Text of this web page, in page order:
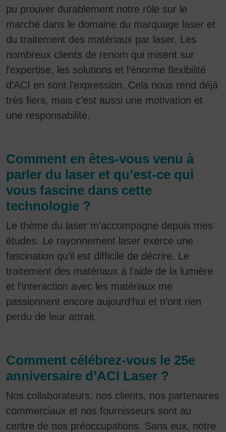
pu prouver durablement notre rôle sur le
marché dans le domaine du marquage laser et
du traitement des matériaux par laser. Les
nombreux clients de renom qui misent sur
l’expertise, les solutions et l’énorme flexibilité
d’ACI en sont l’expression. Cela nous rend déjà
très fiers, mais c’est aussi une motivation et
une responsabilité.
Comment en êtes-vous venu à
parler du laser et qu’est-ce qui
vous fascine dans cette
technologie ?
Le thème du laser m’accompagne depuis mes
études. Le rayonnement laser exerce une
fascination qu’il est difficile de décrire. Le
traitement des matériaux à l’aide de la lumière
et l’interaction avec les matériaux me
passionnent encore aujourd’hui et n’ont rien
perdu de leur attrait.
Comment célébrez-vous le 25e
anniversaire d’ACI Laser ?
Nos collaborateurs, nos clients, nos partenaires
commerciaux et nos fournisseurs sont au
centre de nos préoccupations. Sans eux, notre